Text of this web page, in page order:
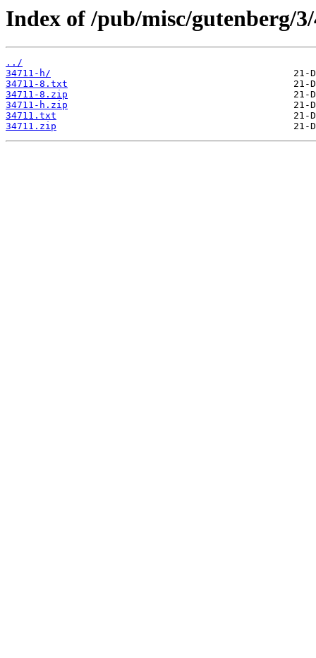
Index of /pub/misc/gutenberg/3/
../
34711-h/
34711-8.txt
34711-8.zip
34711-h.zip
34711.txt
34711.zip